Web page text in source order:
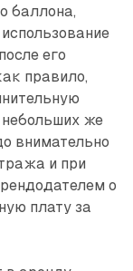
баллона,
его
правило,
же
внимательно
и при
о
плату за